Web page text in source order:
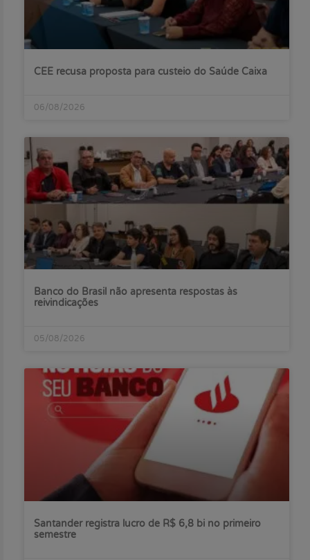
CEE recusa proposta para custeio do Saúde Caixa
06/08/2026
Banco do Brasil não apresenta respostas às
reivindicações
05/08/2026
Santander registra lucro de R$ 6,8 bi no primeiro
semestre